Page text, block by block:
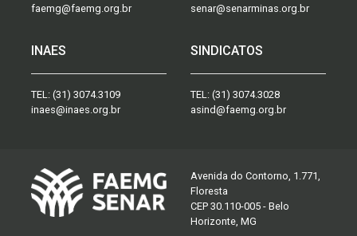
faemg@faemg.org.br
senar@senarminas.org.br
INAES
TEL: (31) 3074.3109
inaes@inaes.org.br
SINDICATOS
TEL: (31) 3074.3028
asind@faemg.org.br
Avenida do Contorno, 1.771,
Floresta
CEP 30.110-005 - Belo
Horizonte, MG